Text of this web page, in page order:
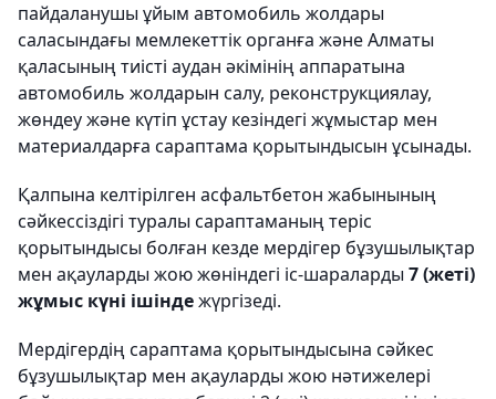
пайдаланушы ұйым автомобиль жолдары
саласындағы мемлекеттік органға және Алматы
қаласының тиісті аудан әкімінің аппаратына
автомобиль жолдарын салу, реконструкциялау,
жөндеу және күтіп ұстау кезіндегі жұмыстар мен
материалдарға сараптама қорытындысын ұсынады.
Қалпына келтірілген асфальтбетон жабынының
сәйкессіздігі туралы сараптаманың теріс
қорытындысы болған кезде мердігер бұзушылықтар
мен ақауларды жою жөніндегі іс-шараларды 7 (жеті)
жұмыс күні ішіндежүргізеді.
Мердігердің сараптама қорытындысына сәйкес
бұзушылықтар мен ақауларды жою нәтижелері